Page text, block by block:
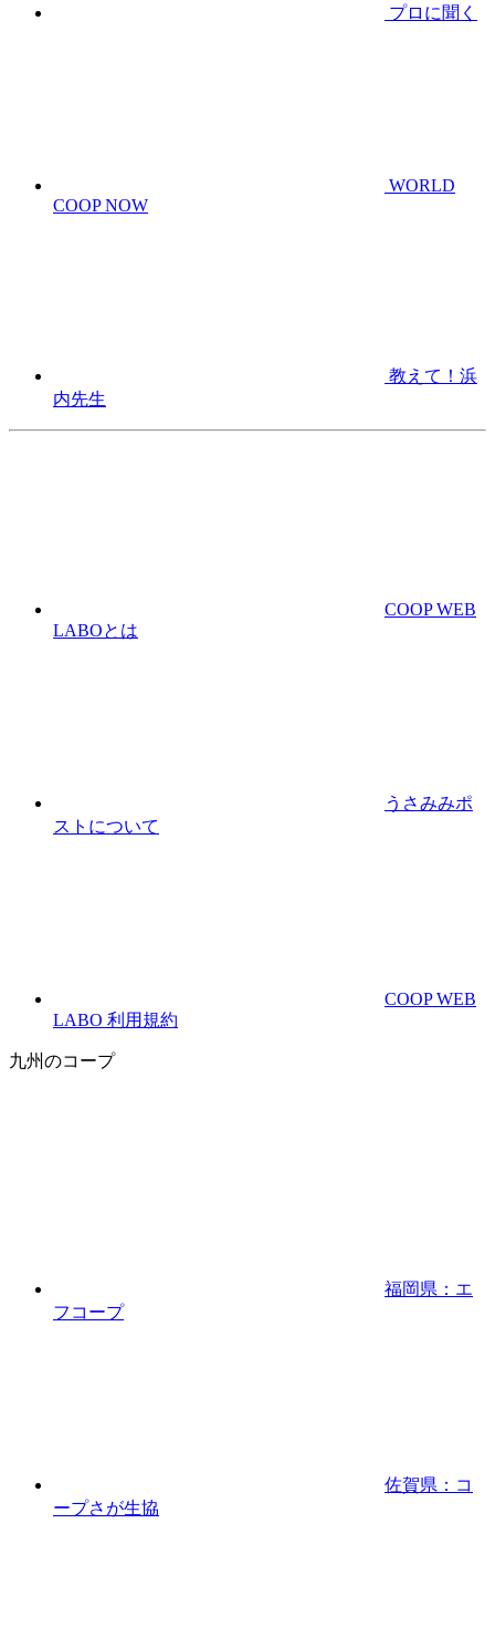
プロに聞く
WORLD
COOP NOW
教えて！浜
内先生
COOP WEB
LABOとは
うさみみポ
ストについて
COOP WEB
LABO 利用規約
九州のコープ
福岡県：エ
フコープ
佐賀県：コ
ープさが生協